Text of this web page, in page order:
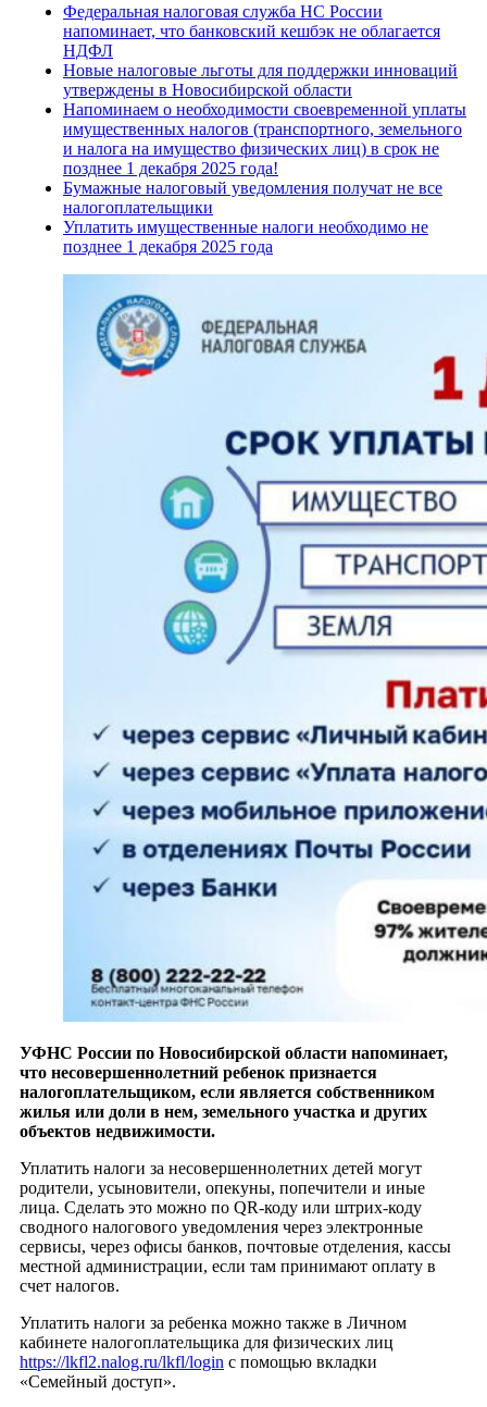
Федеральная налоговая служба НС России
напоминает, что банковский кешбэк не облагается
НДФЛ
Новые налоговые льготы для поддержки инноваций
утверждены в Новосибирской области
Напоминаем о необходимости своевременной уплаты
имущественных налогов (транспортного, земельного
и налога на имущество физических лиц) в срок не
позднее 1 декабря 2025 года!
Бумажные налоговый уведомления получат не все
налогоплательщики
Уплатить имущественные налоги необходимо не
позднее 1 декабря 2025 года
УФНС России по Новосибирской области напоминает,
что несовершеннолетний ребенок признается
налогоплательщиком, если является собственником
жилья или доли в нем, земельного участка и других
объектов недвижимости.
Уплатить налоги за несовершеннолетних детей могут
родители, усыновители, опекуны, попечители и иные
лица. Сделать это можно по QR-коду или штрих-коду
сводного налогового уведомления через электронные
сервисы, через офисы банков, почтовые отделения, кассы
местной администрации, если там принимают оплату в
счет налогов.
Уплатить налоги за ребенка можно также в Личном
кабинете налогоплательщика для физических лиц
https://lkfl2.nalog.ru/lkfl/login с помощью вкладки
«Семейный доступ».